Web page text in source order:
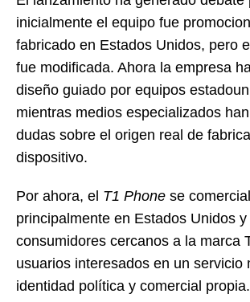
inicialmente el equipo fue
fabricado en Estados Unidos, pero
fue modificada. Ahora la empresa
diseño guiado por equipos
mientras medios especializados
dudas sobre el origen real de
dispositivo.
Por ahora, el T1 Phone se
principalmente en Estados Unidos
consumidores cercanos a la marca
usuarios interesados en un servicio
identidad política y comercial propia.